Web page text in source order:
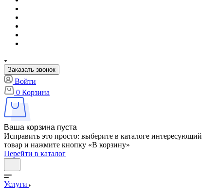
Заказать звонок
Войти
0 Корзина
Ваша корзина пуста
Исправить это просто: выберите в каталоге интересующий
товар и нажмите кнопку «В корзину»
Перейти в каталог
Услуги